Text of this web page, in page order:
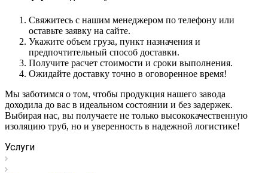
Свяжитесь с нашим менеджером по телефону или
оставьте заявку на сайте.
Укажите объем груза, пункт назначения и
предпочтительный способ доставки.
Получите расчет стоимости и сроки выполнения.
Ожидайте доставку точно в оговоренное время!
Мы заботимся о том, чтобы продукция нашего завода
доходила до вас в идеальном состоянии и без задержек.
Выбирая нас, вы получаете не только высококачественную
изоляцию труб, но и уверенность в надежной логистике!
Услуги